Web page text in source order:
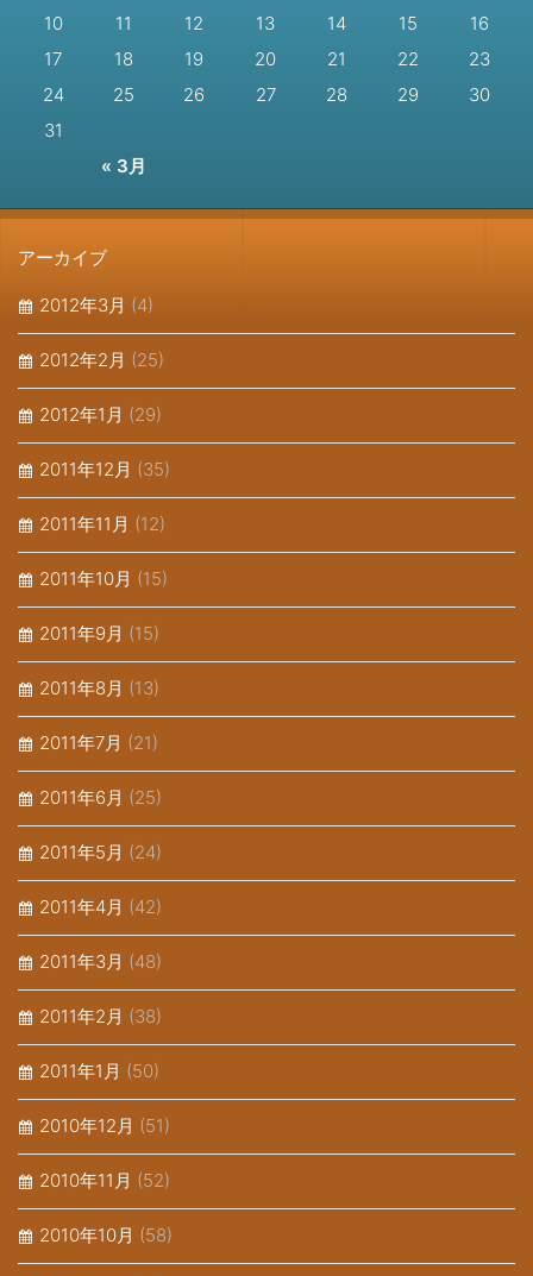
« 3月
10
11 12 13 14 15
16
17
18 19 20 21 22
23
24
25 26 27 28 29
30
31
アーカイブ
2012年3月 (4)
2012年2月 (25)
2012年1月 (29)
2011年12月 (35)
2011年11月 (12)
2011年10月 (15)
2011年9月 (15)
2011年8月 (13)
2011年7月 (21)
2011年6月 (25)
2011年5月 (24)
2011年4月 (42)
2011年3月 (48)
2011年2月 (38)
2011年1月 (50)
2010年12月 (51)
2010年11月 (52)
2010年10月 (58)